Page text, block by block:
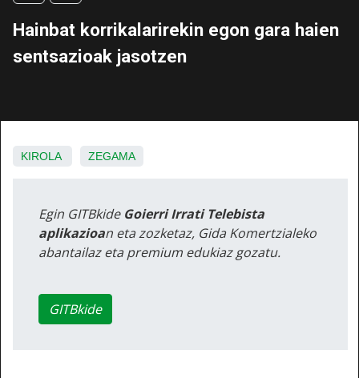
Hainbat korrikalarirekin egon gara haien
sentsazioak jasotzen
KIROLA ZEGAMA
Egin GITBkide Goierri Irrati Telebista
aplikazioan eta zozketaz, Gida Komertzialeko
abantailaz eta premium edukiaz gozatu.
GITBkide